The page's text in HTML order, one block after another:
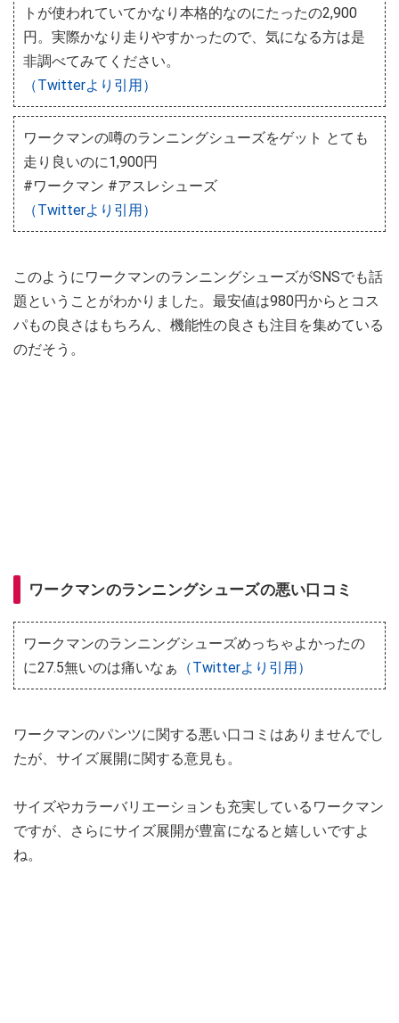
トが使われていてかなり本格的なのにたったの2,900
円。実際かなり走りやすかったので、気になる方は是
非調べてみてください。
（Twitterより引用）
ワークマンの噂のランニングシューズをゲット とても
走り良いのに1,900円
#ワークマン #アスレシューズ
（Twitterより引用）
このようにワークマンのランニングシューズがSNSでも話
題ということがわかりました。最安値は980円からとコス
パもの良さはもちろん、機能性の良さも注目を集めている
のだそう。
ワークマンのランニングシューズの悪い口コミ
ワークマンのランニングシューズめっちゃよかったの
に27.5無いのは痛いなぁ
（Twitterより引用）
ワークマンのパンツに関する悪い口コミはありませんでし
たが、サイズ展開に関する意見も。
サイズやカラーバリエーションも充実しているワークマン
ですが、さらにサイズ展開が豊富になると嬉しいですよ
ね。